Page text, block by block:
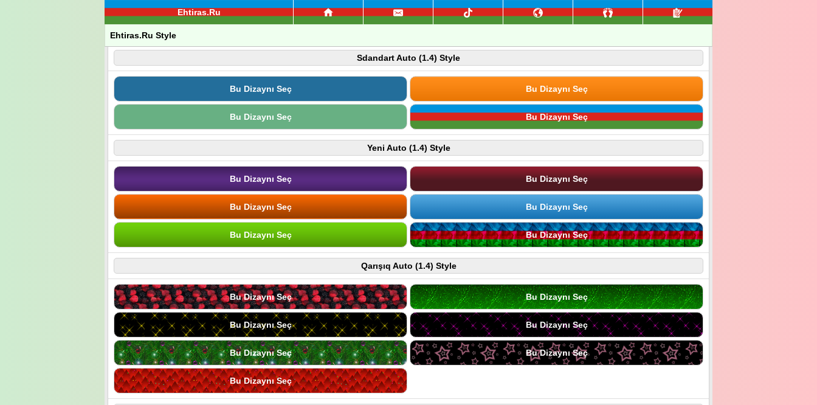
Ehtiras.Ru
Ehtiras.Ru Style
Sdandart Auto (1.4) Style
Bu Dizaynı Seç Bu Dizaynı Seç
Bu Dizaynı Seç Bu Dizaynı Seç
Yeni Auto (1.4) Style
Bu Dizaynı Seç Bu Dizaynı Seç
Bu Dizaynı Seç Bu Dizaynı Seç
Bu Dizaynı Seç Bu Dizaynı Seç
Qarışıq Auto (1.4) Style
Bu Dizaynı Seç Bu Dizaynı Seç
Bu Dizaynı Seç Bu Dizaynı Seç
Bu Dizaynı Seç Bu Dizaynı Seç
Bu Dizaynı Seç